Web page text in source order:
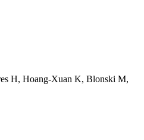
H, Hoang-Xuan K, Blonski M,